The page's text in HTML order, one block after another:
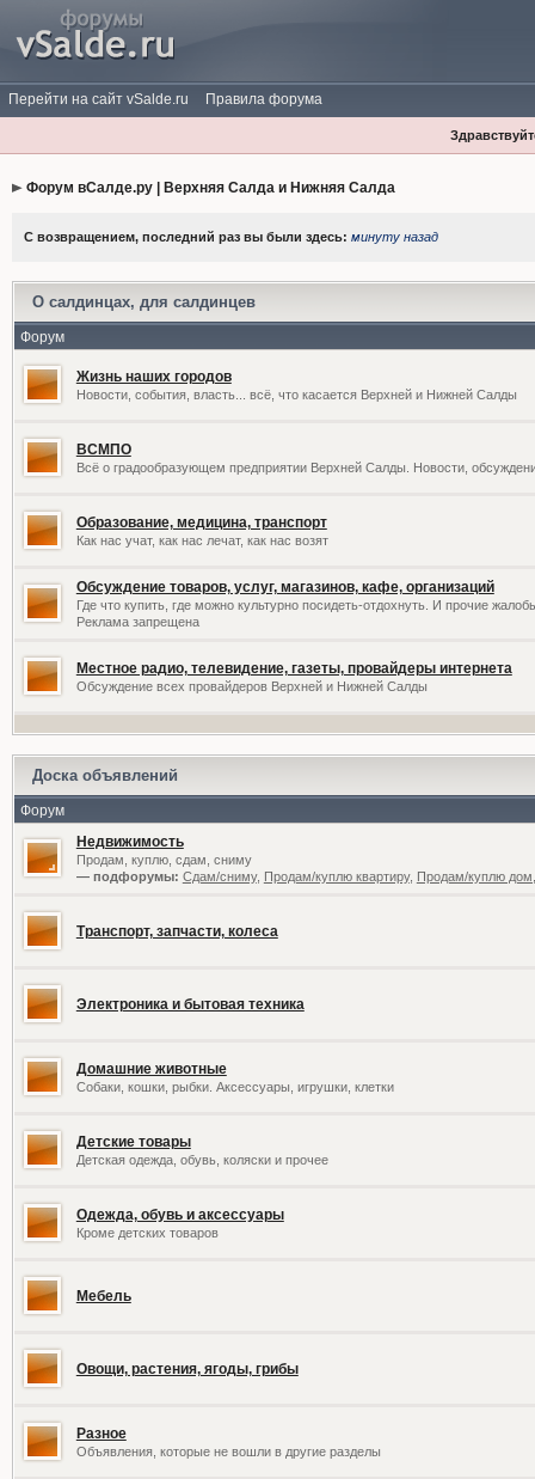
Перейти на сайт vSalde.ru Правила форума
Форум вСалде.ру | Верхняя Салда и Нижняя Салда
С возвращением, последний раз вы были здесь: минуту назад
О салдинцах, для салдинцев
Форум
Жизнь наших городов
Новости, события, власть... всё, что касается Верхней и Нижней Салды
ВСМПО
Всё о градообразующем предприятии Верхней Салды. Новости,
Образование, медицина, транспорт
Как нас учат, как нас лечат, как нас возят
Обсуждение товаров, услуг, магазинов, кафе, организаций
Где что купить, где можно культурно посидеть-отдохнуть. И прочие
Реклама запрещена
Местное радио, телевидение, газеты, провайдеры интернета
Обсуждение всех провайдеров Верхней и Нижней Салды
Доска объявлений
Форум
Недвижимость
Продам, куплю, сдам, сниму
— подфорумы: Сдам/сниму, Продам/куплю квартиру, Продам/куплю
Транспорт, запчасти, колеса
Электроника и бытовая техника
Домашние животные
Собаки, кошки, рыбки. Аксессуары, игрушки, клетки
Детские товары
Детская одежда, обувь, коляски и прочее
Одежда, обувь и аксессуары
Кроме детских товаров
Мебель
Овощи, растения, ягоды, грибы
Разное
Объявления, которые не вошли в другие разделы